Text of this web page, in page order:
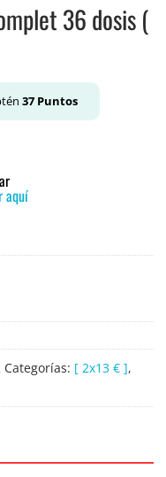
36 dosis (
37Puntos
aquí
Categorías: [ 2x13 € ],